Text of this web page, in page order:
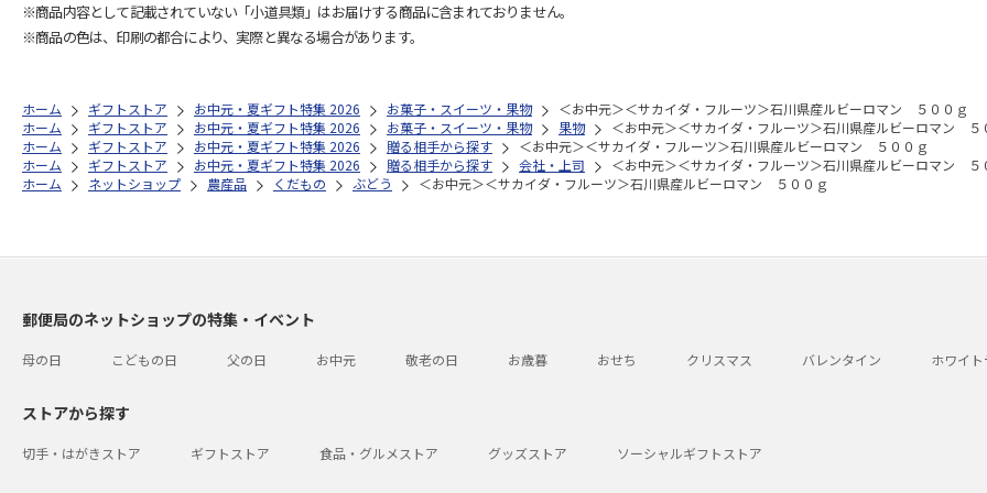
※商品内容として記載されていない「小道具類」はお届けする商品に含まれておりません。
※商品の色は、印刷の都合により、実際と異なる場合があります。
ホーム ギフトストア お中元・夏ギフト特集 2026 お菓子・スイーツ・果物
＜お中元＞＜サカイダ・フルーツ＞石川県産ルビーロマン ５００ｇ
ホーム
ギフトストア お中元・夏ギフト特集 2026 お菓子・スイーツ・果物 果物
＜お中元＞＜サカイダ・フルーツ＞石川県産ルビーロマン ５
ホーム
ギフトストア お中元・夏ギフト特集 2026 贈る相手から探す
＜お中元＞＜サカイダ・フルーツ＞石川県産ルビーロマン ５００ｇ
ホーム
ギフトストア お中元・夏ギフト特集 2026 贈る相手から探す 会社・上司
＜お中元＞＜サカイダ・フルーツ＞石川県産ルビーロマン ５
ホーム
ネットショップ 農産品 くだもの ぶどう ＜お中元＞＜サカイダ・フルーツ＞石川県産ルビーロマン ５００ｇ
郵便局のネットショップの特集・イベント
母の日 こどもの日 父の日 お中元 敬老の日 お歳暮 おせち クリスマス バレンタイン ホワイト
ストアから探す
切手・はがきストア ギフトストア 食品・グルメストア グッズストア ソーシャルギフトストア